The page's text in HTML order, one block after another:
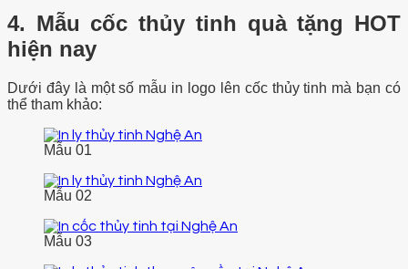
4. Mẫu cốc thủy tinh quà tặng HOT
hiện nay
Dưới đây là một số mẫu in logo lên cốc thủy tinh mà bạn có
thể tham khảo:
Mẫu 01
Mẫu 02
Mẫu 03